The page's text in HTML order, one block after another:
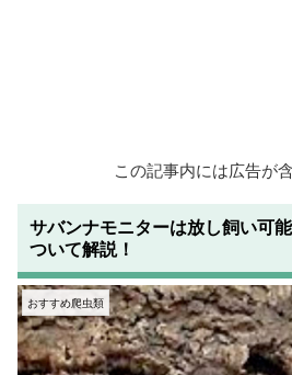
この記事内には広告が
サバンナモニターは放し飼い可
ついて解説！
おすすめ爬虫類